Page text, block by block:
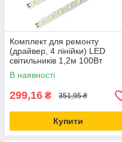
Комплект для ремонту
(драйвер, 4 лінійки) LED
світильників 1,2м 100Вт
5000К природний білий
В наявності
299,16 ₴ 351,95 ₴
Купити